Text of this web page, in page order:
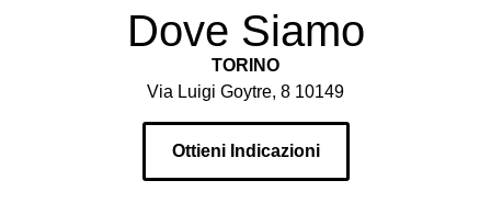
Dove Siamo
TORINO
Via Luigi Goytre, 8 10149
Ottieni Indicazioni